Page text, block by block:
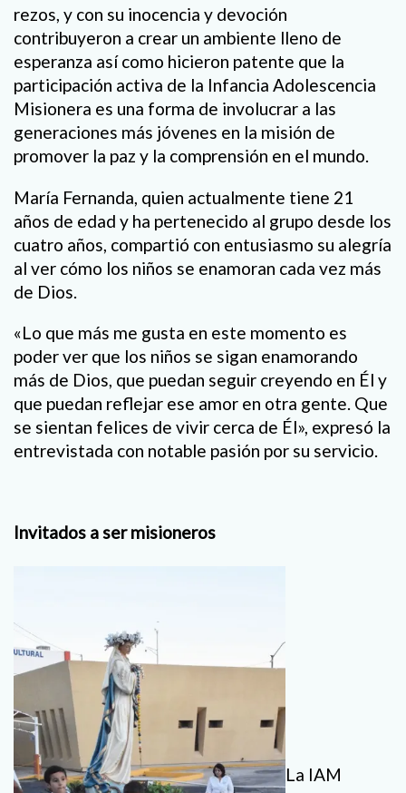
rezos, y con su inocencia y devoción
contribuyeron a crear un ambiente lleno de
esperanza así como hicieron patente que la
participación activa de la Infancia Adolescencia
Misionera es una forma de involucrar a las
generaciones más jóvenes en la misión de
promover la paz y la comprensión en el mundo.
María Fernanda, quien actualmente tiene 21
años de edad y ha pertenecido al grupo desde los
cuatro años, compartió con entusiasmo su alegría
al ver cómo los niños se enamoran cada vez más
de Dios.
«Lo que más me gusta en este momento es
poder ver que los niños se sigan enamorando
más de Dios, que puedan seguir creyendo en Él y
que puedan reflejar ese amor en otra gente. Que
se sientan felices de vivir cerca de Él», expresó la
entrevistada con notable pasión por su servicio.
Invitados a ser misioneros
La IAM